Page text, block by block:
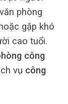
phòng
gặp khó
cao tuổi.
công
vụ công